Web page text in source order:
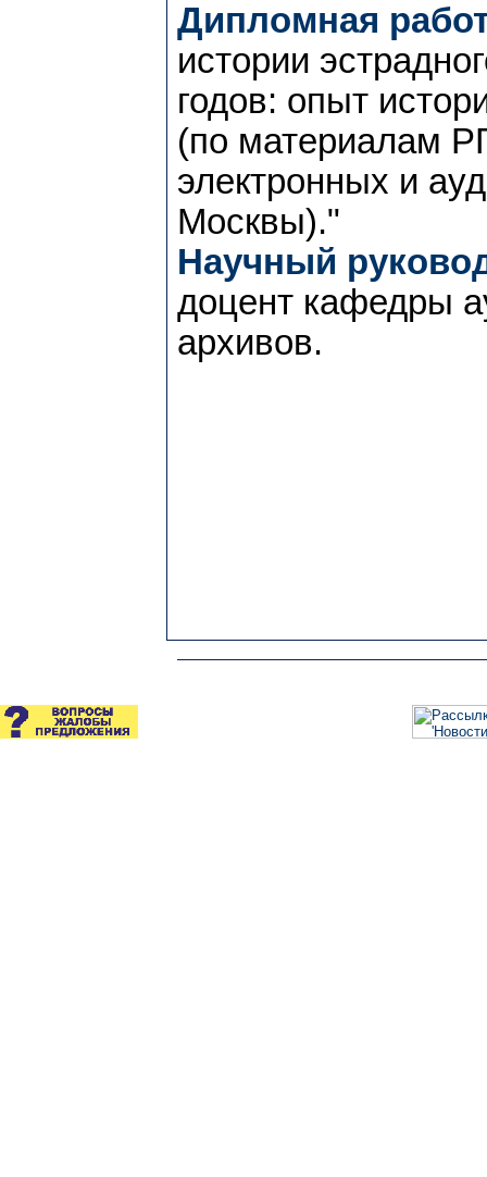
Дипломная
истории
годов: опыт
(по материалам
электронных и
Москвы)."
Научный
доцент кафедры
архивов.